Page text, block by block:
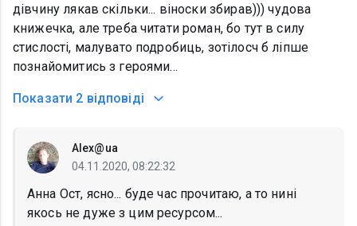
дівчину лякав скільки... віноски збирав))) чудова
книжечка, але треба читати роман, бо тут в силу
стислості, малувато подробиць, зотілосч б ліпше
познайомитись з героями...
Показати 2 відповіді
Alex@ua
04.11.2020, 08:22:32
Анна Ост, ясно... буде час прочитаю, а то нині
якось не дуже з цим ресурсом...